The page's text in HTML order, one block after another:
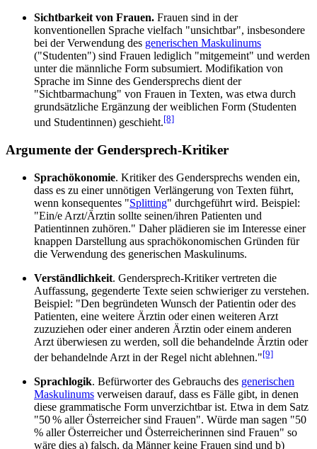
Sichtbarkeit von Frauen. Frauen sind in der
konventionellen Sprache vielfach "unsichtbar", insbesondere
bei der Verwendung des generischen Maskulinums
("Studenten") sind Frauen lediglich "mitgemeint" und werden
unter die männliche Form subsumiert. Modifikation von
Sprache im Sinne des Gendersprechs dient der
"Sichtbarmachung" von Frauen in Texten, was etwa durch
grundsätzliche Ergänzung der weiblichen Form (Studenten
und Studentinnen) geschieht.[8]
Argumente der Gendersprech-Kritiker
Sprachökonomie. Kritiker des Gendersprechs wenden ein,
dass es zu einer unnötigen Verlängerung von Texten führt,
wenn konsequentes "Splitting" durchgeführt wird. Beispiel:
"Ein/e Arzt/Ärztin sollte seinen/ihren Patienten und
Patientinnen zuhören." Daher plädieren sie im Interesse einer
knappen Darstellung aus sprach­ökonomischen Gründen für
die Verwendung des generischen Maskulinums.
Verständlichkeit. Gendersprech-Kritiker vertreten die
Auffassung, gegenderte Texte seien schwieriger zu verstehen.
Beispiel: "Den begründeten Wunsch der Patientin oder des
Patienten, eine weitere Ärztin oder einen weiteren Arzt
zuzuziehen oder einer anderen Ärztin oder einem anderen
Arzt überwiesen zu werden, soll die behandelnde Ärztin oder
der behandelnde Arzt in der Regel nicht ablehnen."[9]
Sprachlogik. Befürworter des Gebrauchs des generischen
Maskulinums verweisen darauf, dass es Fälle gibt, in denen
diese grammatische Form unverzichtbar ist. Etwa in dem Satz
"50 % aller Österreicher sind Frauen". Würde man sagen "50
% aller Österreicher und Öster­reicherinnen sind Frauen" so
wäre dies a) falsch, da Männer keine Frauen sind und b)